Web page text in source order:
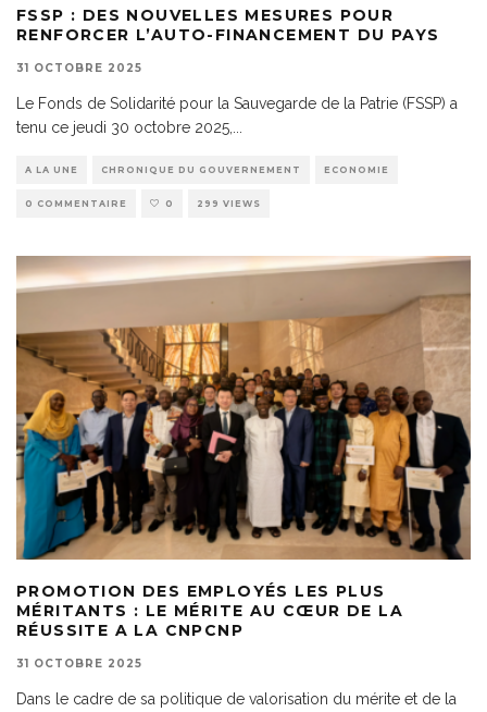
FSSP : DES NOUVELLES MESURES POUR
RENFORCER L’AUTO-FINANCEMENT DU PAYS
31 OCTOBRE 2025
Le Fonds de Solidarité pour la Sauvegarde de la Patrie (FSSP) a
tenu ce jeudi 30 octobre 2025,
A LA UNE CHRONIQUE DU GOUVERNEMENT ECONOMIE
0 COMMENTAIRE 0 299 VIEWS
PROMOTION DES EMPLOYÉS LES PLUS
MÉRITANTS : LE MÉRITE AU CŒUR DE LA
RÉUSSITE A LA CNPCNP
31 OCTOBRE 2025
Dans le cadre de sa politique de valorisation du mérite et de la